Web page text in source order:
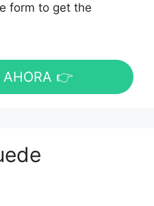
form to get the
AHORA 👉